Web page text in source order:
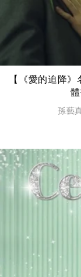
【《愛的迫降
孫藝